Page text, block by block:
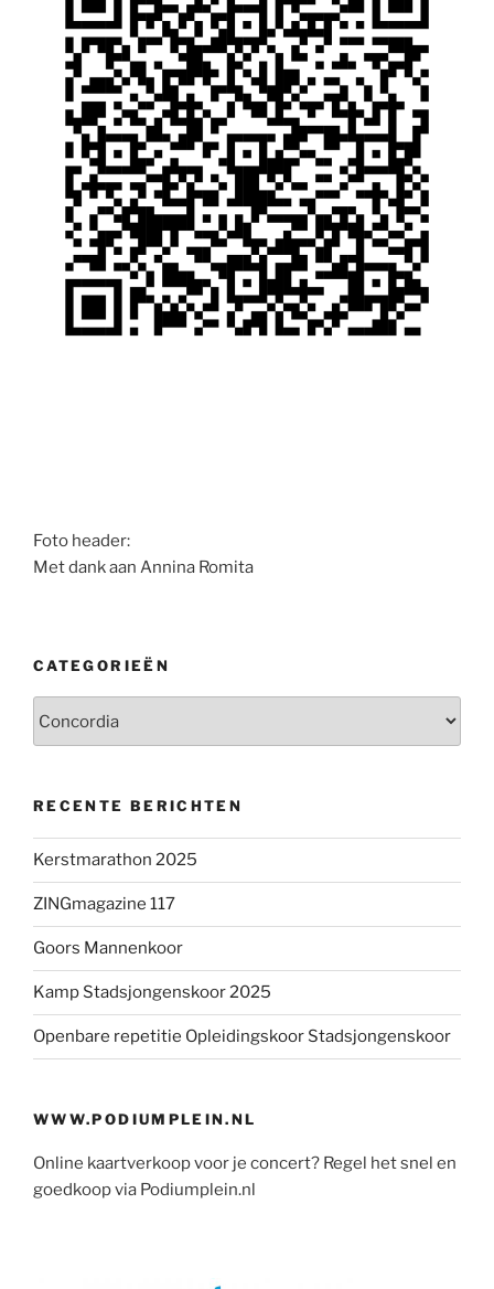
Foto header:
Met dank aan Annina Romita
CATEGORIEËN
RECENTE BERICHTEN
Kerstmarathon 2025
ZINGmagazine 117
Goors Mannenkoor
Kamp Stadsjongenskoor 2025
Openbare repetitie Opleidingskoor Stadsjongenskoor
WWW.PODIUMPLEIN.NL
Online kaartverkoop voor je concert? Regel het snel en
goedkoop via Podiumplein.nl